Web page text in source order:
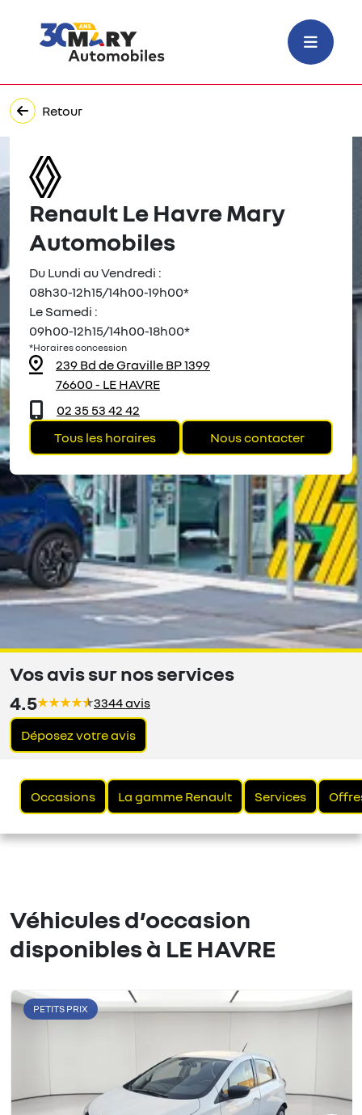
Retour
Renault Le Havre Mary
Automobiles
Du Lundi au Vendredi :
08h30-12h15/14h00-19h00*
Le Samedi :
09h00-12h15/14h00-18h00*
*Horaires concession
239 Bd de Graville BP 1399
76600 - LE HAVRE
02 35 53 42 42
Tous les horaires
Nous contacter
Vos avis sur nos services
4.5
3344 avis
Déposez votre avis
Occasions La gamme Renault Services
Véhicules d’occasion
disponibles à LE HAVRE
PETITS PRIX